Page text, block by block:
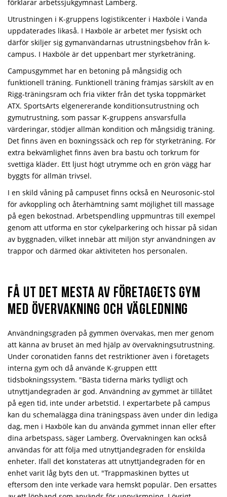
förklarar arbetssjukgymnast Lamberg.
Utrustningen i K-gruppens logistikcenter i Haxböle i Vanda
uppdaterades likaså. I Haxböle är arbetet mer fysiskt och
därför skiljer sig gymanvändarnas utrustningsbehov från k-
campus. I Haxböle är det uppenbart mer styrketräning.
Campusgymmet har en betoning på mångsidig och
funktionell träning. Funktionell träning främjas särskilt av en
Rigg-träningsram och fria vikter från det tyska toppmärket
ATX. SportsArts elgenererande konditionsutrustning och
gymutrustning, som passar K-gruppens ansvarsfulla
värderingar, stödjer allmän kondition och mångsidig träning.
Det finns även en boxningssäck och rep för styrketräning. För
extra bekvämlighet finns även bra bastu och torkrum för
svettiga kläder. Ett ljust högt utrymme och en grön vägg har
byggts för allmän trivsel.
I en skild våning på campuset finns också en Neurosonic-stol
för avkoppling och återhämtning samt möjlighet till massage
på egen bekostnad. Arbetspendling uppmuntras till exempel
genom att utforma en stor cykelparkering och hissar på sidan
av byggnaden, vilket innebär att miljön styr användningen av
trappor och därmed ökar aktiviteten hos personalen.
Få ut det mesta av företagets gym
med övervakning och vägledning
Användningsgraden på gymmen övervakas, men mer genom
att känna av bruset än med hjälp av övervakningsutrustning.
Under coronatiden fanns det restriktioner även i företagets
interna gym och då använde K-gruppen ettt
tidsbokningssystem. "Bästa tiderna märks tydligt och
utnyttjandegraden är god. Användning av gymmet är tillåtet
på egen tid, inte under arbetstid. I expertarbete på campus
kan du schemalägga dina träningspass även under din lediga
dag, men i Haxböle kan du använda gymmet innan eller efter
dina arbetspass, säger Lamberg. Övervakningen kan också
användas för att följa med utnyttjandegraden för enskilda
enheter. Ifall det konstateras att utnyttjandegraden för en
enhet varit låg byts den ut. "Trappmaskinen byttes ut
eftersom den inte verkade vara hemskt populär. Den ersattes